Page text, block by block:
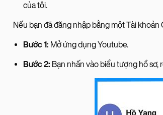
của tôi.
Nếu bạn đã đăng nhập bằng một Tài
Bước 1: Mở ứng dụng Youtube.
Bước 2: Bạn nhấn vào biểu tượng hồ sơ,